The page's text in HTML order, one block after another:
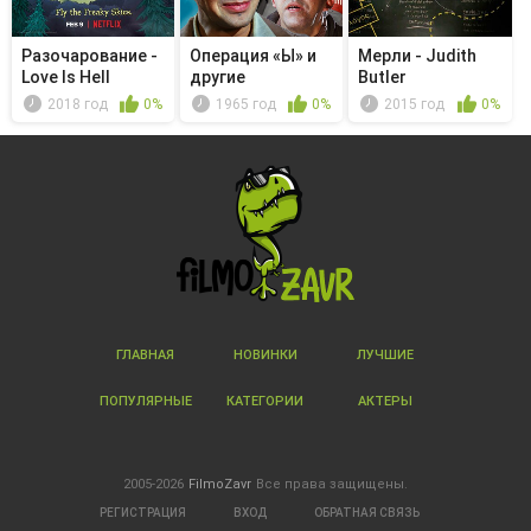
Разочарование -
Love Is Hell
2018 год 0%
Операция «Ы» и
другие
приключения
1965 год 0%
Мерли - Judith
Butler
2015 год 0%
ГЛАВНАЯ НОВИНКИ ЛУЧШИЕ
ПОПУЛЯРНЫЕ КАТЕГОРИИ АКТЕРЫ
2005-2026 FilmoZavr Все права защищены.
РЕГИСТРАЦИЯ ВХОД ОБРАТНАЯ СВЯЗЬ